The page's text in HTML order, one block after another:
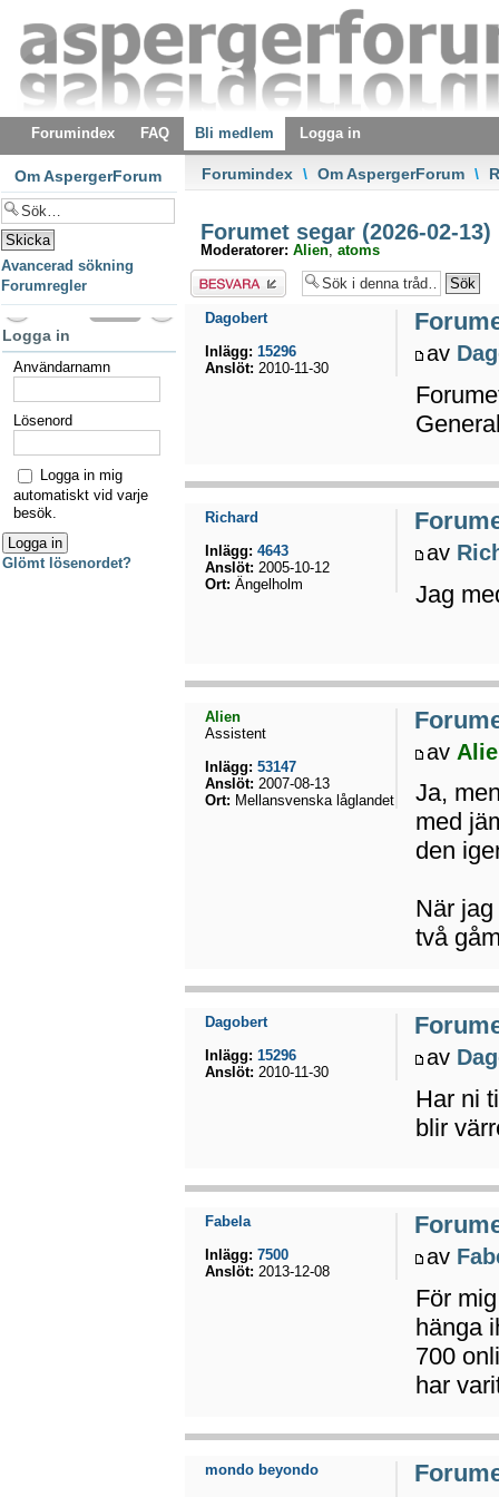
Forumindex FAQ Bli medlem Logga in
Forumindex \ Om AspergerForum \
Forumet segar (2026-02-13)
Moderatorer: Alien, atoms
Besvara
av
Dagobert
Inlägg: 15296
Anslöt: 2010-11-30
av
Jag
Richard
Inlägg: 4643
Anslöt: 2005-10-12
Ort: Ängelholm
av
Ja,
med
den
När
två
Alien
Assistent
Inlägg: 53147
Anslöt: 2007-08-13
Ort: Mellansvenska låglandet
av
Har ni
blir
Dagobert
Inlägg: 15296
Anslöt: 2010-11-30
av
För
hänga
700
har
Fabela
Inlägg: 7500
Anslöt: 2013-12-08
mondo beyondo
Om AspergerForum
Avancerad sökning
Forumregler
Logga in
Användarnamn
Lösenord
Logga in mig
automatiskt vid varje
besök.
Glömt lösenordet?